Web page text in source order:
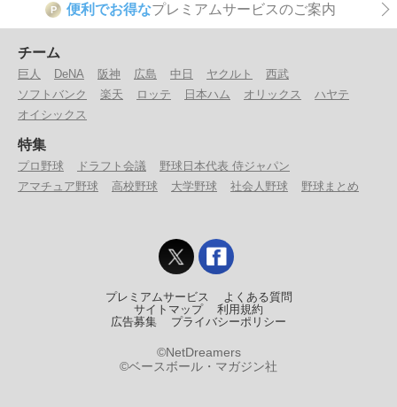
P 便利でお得なプレミアムサービスのご案内
チーム
巨人 DeNA 阪神 広島 中日 ヤクルト
西武
ソフトバンク
楽天 ロッテ 日本ハム オリックス
ハヤテ
オイシックス
特集
プロ野球 ドラフト会議
野球日本代表 侍ジャパン
アマチュア野球
高校野球 大学野球 社会人野球 野球まとめ
プレミアムサービス
よくある質問
サイトマップ
利用規約
広告募集
プライバシーポリシー
©NetDreamers
©ベースボール・マガジン社